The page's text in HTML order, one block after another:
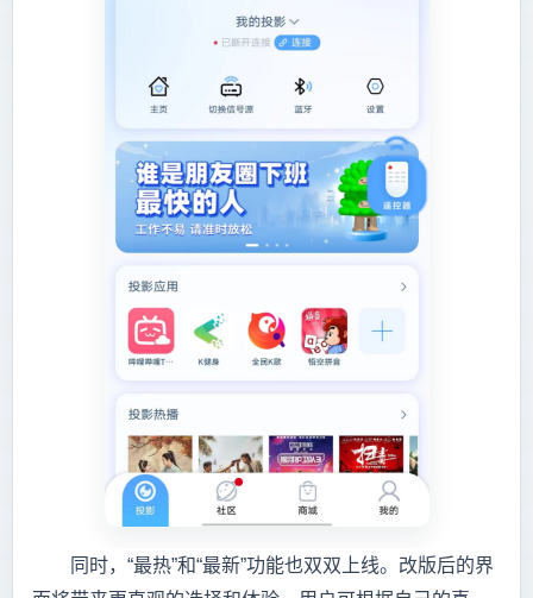
同时，“最热”和“最新”功能也双双上线。改版后的界